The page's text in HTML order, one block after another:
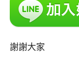
謝謝大家